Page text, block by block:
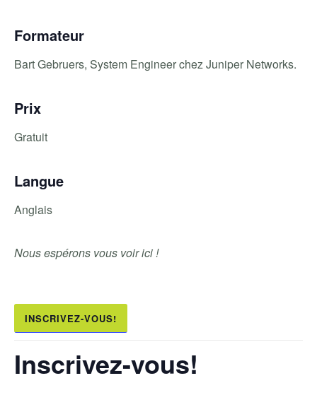
Formateur
Bart Gebruers, System Engineer chez Juniper Networks.
Prix
Gratuit
Langue
Anglais
Nous espérons vous voir ici !
INSCRIVEZ-VOUS!
Inscrivez-vous!